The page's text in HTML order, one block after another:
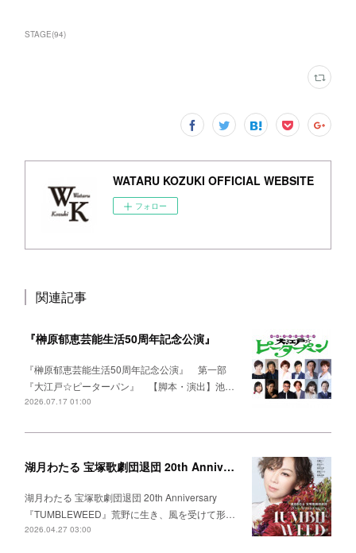
STAGE(94)
WATARU KOZUKI OFFICIAL WEBSITE
フォロー
関連記事
『榊原郁恵芸能生活50周年記念公演』
『榊原郁恵芸能生活50周年記念公演』 第一部
『大江戸☆ピーターパン』 【脚本・演出】池…
2026.07.17 01:00
湖月わたる 宝塚歌劇団退団 20th Anniversary 『TUMBLEWEED』
湖月わたる 宝塚歌劇団退団 20th Anniversary
『TUMBLEWEED』荒野に生き、風を受けて形…
2026.04.27 03:00